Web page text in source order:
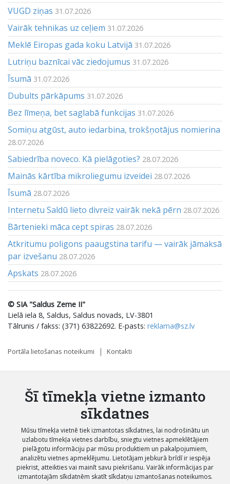
VUGD ziņas 31.07.2026
Vairāk tehnikas uz ceļiem 31.07.2026
Meklē Eiropas gada koku Latvijā 31.07.2026
Lutriņu baznīcai vāc ziedojumus 31.07.2026
Īsumā 31.07.2026
Dubults pārkāpums 31.07.2026
Bez līmeņa, bet saglabā funkcijas 31.07.2026
Somiņu atgūst, auto iedarbina, trokšņotājus nomierina
28.07.2026
Sabiedrība noveco. Kā pielāgoties? 28.07.2026
Mainās kārtība mikroliegumu izveidei 28.07.2026
Īsumā 28.07.2026
Internetu Saldū lieto divreiz vairāk nekā pērn 28.07.2026
Bārtenieki māca cept spiras 28.07.2026
Atkritumu poligons paaugstina tarifu — vairāk jāmaksā
par izvešanu 28.07.2026
Apskats 28.07.2026
© SIA "Saldus Zeme II"
Lielā iela 8, Saldus, Saldus novads, LV-3801
Tālrunis / fakss: (371) 63822692. E-pasts: reklama@sz.lv
Portāla lietošanas noteikumi Kontakti
Šī tīmekļa vietne izmanto
sīkdatnes
Mūsu tīmekļa vietnē tiek izmantotas sīkdatnes, lai nodrošinātu un
uzlabotu tīmekļa vietnes darbību, sniegtu vietnes apmeklētājiem
pielāgotu informāciju par mūsu produktiem un pakalpojumiem,
analizētu vietnes apmeklējumu. Lietotājam jebkurā brīdī ir iespēja
piekrist, atteikties vai mainīt savu piekrišanu. Vairāk informācijas par
izmantotajām sīkdatnēm skatīt sīkdatņu izmantošanas noteikumos.